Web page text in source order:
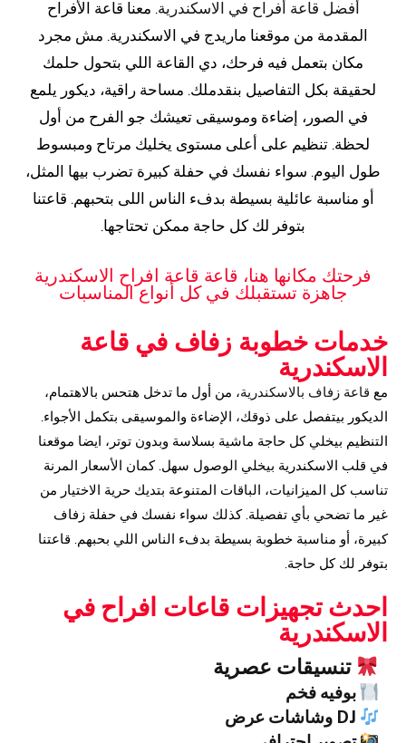
أفضل قاعة أفراح في الاسكندرية. معنا قاعة الأفراح
المقدمة من موقعنا ماريدج في الاسكندرية. مش مجرد
مكان بتعمل فيه فرحك، دي القاعة اللي بتحول حلمك
لحقيقة بكل التفاصيل بنقدملك. مساحة راقية، ديكور يلمع
في الصور، إضاءة وموسيقى تعيشك جو الفرح من أول
لحظة. تنظيم على أعلى مستوى يخليك مرتاح ومبسوط
طول اليوم. سواء نفسك في حفلة كبيرة تضرب بيها المثل،
أو مناسبة عائلية بسيطة بدفء الناس اللى بتحبهم. قاعتنا
بتوفر لك كل حاجة ممكن تحتاجها.
فرحتك مكانها هنا، قاعة قاعة افراح الاسكندرية
جاهزة تستقبلك في كل أنواع المناسبات
خدمات خطوبة زفاف في قاعة
الاسكندرية
مع قاعة زفاف بالاسكندرية، من أول ما تدخل هتحس بالاهتمام،
الديكور بيتفصل على ذوقك، الإضاءة والموسيقى بتكمل الأجواء.
التنظيم بيخلي كل حاجة ماشية بسلاسة وبدون توتر، ايضا موقعنا
في قلب الاسكندرية بيخلي الوصول سهل. كمان الأسعار المرنة
تناسب كل الميزانيات، الباقات المتنوعة بتديك حرية الاختيار من
غير ما تضحي بأي تفصيلة. كذلك سواء نفسك في حفلة زفاف
كبيرة، أو مناسبة خطوبة بسيطة بدفء الناس اللي بحبهم. قاعتنا
بتوفر لك كل حاجة.
احدث تجهيزات قاعات افراح في
الاسكندرية
تنسيقات عصرية
بوفيه فخم